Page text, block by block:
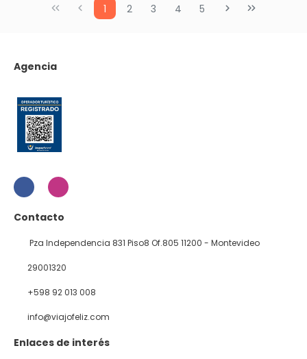
1 2 3 4 5
Agencia
Contacto
Pza Independencia 831 Piso8 Of.805 11200 - Montevideo
29001320
+598 92 013 008
info@viajofeliz.com
Enlaces de interés